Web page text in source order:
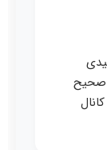
صحیح